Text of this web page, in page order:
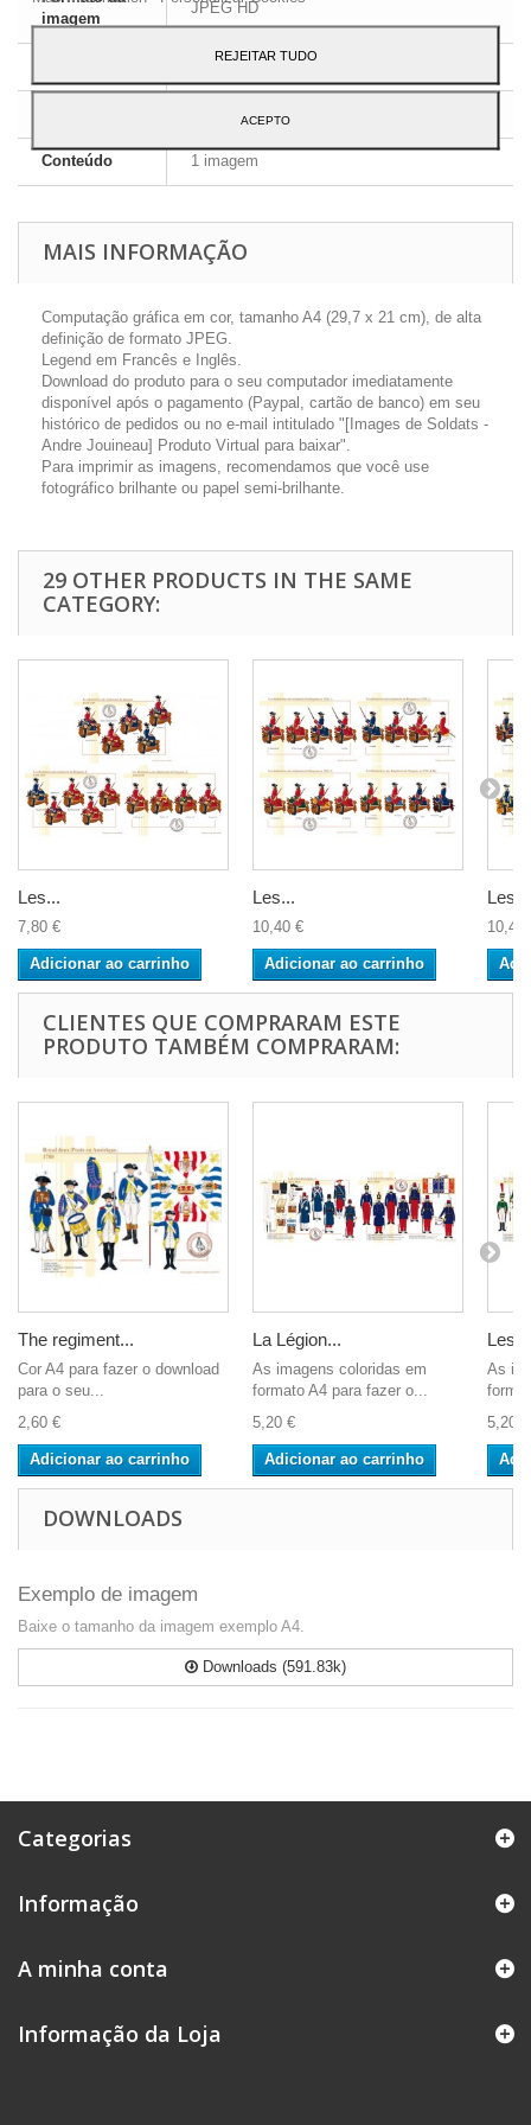
imagem
JPEG HD
A4 - 29,7 x 21 cm
Inglês e Francês
Conteúdo 1 imagem
MAIS INFORMAÇÃO
Computação gráfica em cor, tamanho A4 (29,7 x 21 cm), de alta
definição de formato JPEG.
Legend em Francês e Inglês.
Download do produto para o seu computador imediatamente
disponível após o pagamento (Paypal, cartão de banco) em seu
histórico de pedidos ou no e-mail intitulado "[Images de Soldats -
Andre Jouineau] Produto Virtual para baixar".
Para imprimir as imagens, recomendamos que você use
fotográfico brilhante ou papel semi-brilhante.
29 OTHER PRODUCTS IN THE SAME
CATEGORY:
Les...
7,80 €
Adicionar ao carrinho
Les...
10,40 €
Adicionar ao carrinho
Les...
10,40
CLIENTES QUE COMPRARAM ESTE
PRODUTO TAMBÉM COMPRARAM:
The regiment...
Cor A4 para fazer o download
para o seu...
2,60 €
Adicionar ao carrinho
La Légion...
As imagens coloridas em
formato A4 para fazer o...
5,20 €
Adicionar ao carrinho
Les...
As
5,20 €
DOWNLOADS
Exemplo de imagem
Baixe o tamanho da imagem exemplo A4.
Downloads (591.83k)
Categorias
Informação
A minha conta
Informação da Loja
REJEITAR TUDO
ACEPTO